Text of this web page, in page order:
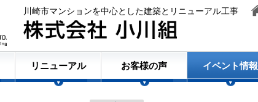
川崎市マンションを中心とした建築とリニューアル工事
リニューアル お客様の声 イベント情報